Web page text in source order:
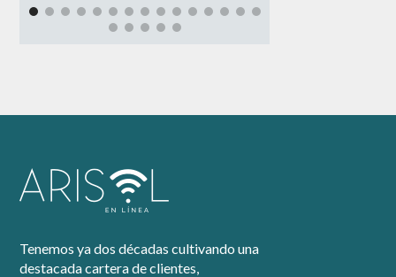
Tenemos ya dos décadas cultivando una
destacada cartera de clientes,